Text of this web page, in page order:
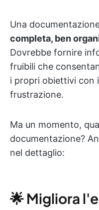
Una
completa, ben
Dovrebbe fornire
fruibili che
i propri obiettivi con
frustrazione.
Ma un momento,
documentazione?
nel dettaglio:
🌟 Migliora